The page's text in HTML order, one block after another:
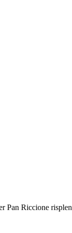
Pan Riccione